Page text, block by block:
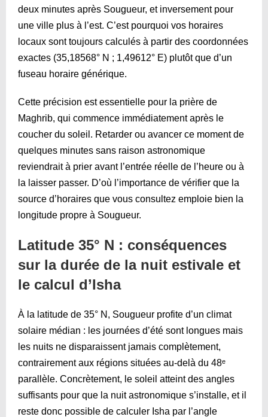
deux minutes après Sougueur, et inversement pour
une ville plus à l’est. C’est pourquoi vos horaires
locaux sont toujours calculés à partir des coordonnées
exactes (35,18568° N ; 1,49612° E) plutôt que d’un
fuseau horaire générique.
Cette précision est essentielle pour la prière de
Maghrib, qui commence immédiatement après le
coucher du soleil. Retarder ou avancer ce moment de
quelques minutes sans raison astronomique
reviendrait à prier avant l’entrée réelle de l’heure ou à
la laisser passer. D’où l’importance de vérifier que la
source d’horaires que vous consultez emploie bien la
longitude propre à Sougueur.
Latitude 35° N : conséquences
sur la durée de la nuit estivale et
le calcul d’Isha
À la latitude de 35° N, Sougueur profite d’un climat
solaire médian : les journées d’été sont longues mais
les nuits ne disparaissent jamais complètement,
contrairement aux régions situées au-delà du 48ᵉ
parallèle. Concrètement, le soleil atteint des angles
suffisants pour que la nuit astronomique s’installe, et il
reste donc possible de calculer Isha par l’angle